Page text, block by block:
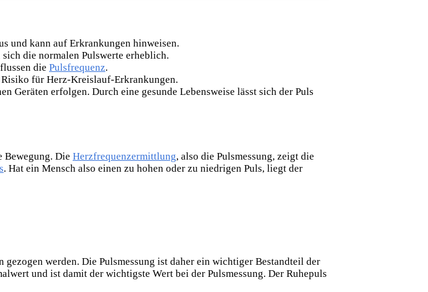
und kann auf Erkrankungen hinweisen.
die normalen Pulswerte erheblich.
die Pulsfrequenz.
für Herz-Kreislauf-Erkrankungen.
Geräten erfolgen. Durch eine gesunde Lebensweise lässt sich der Puls
Bewegung. Die Herzfrequenzermittlung, also die Pulsmessung, zeigt die
. Hat ein Mensch also einen zu hohen oder zu niedrigen Puls, liegt der
werden. Die Pulsmessung ist daher ein wichtiger Bestandteil der
und ist damit der wichtigste Wert bei der Pulsmessung. Der Ruhepuls